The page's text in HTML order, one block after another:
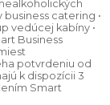
catering •
vedúcej kabíny •
Business
potvrdeniu od
k dispozícii 3
Smart